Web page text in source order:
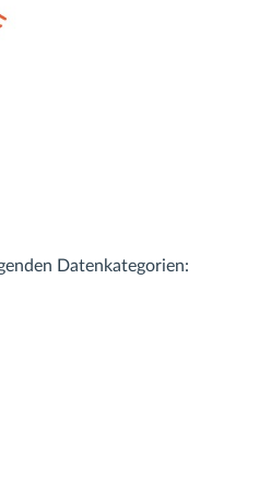
Datenkategorien: